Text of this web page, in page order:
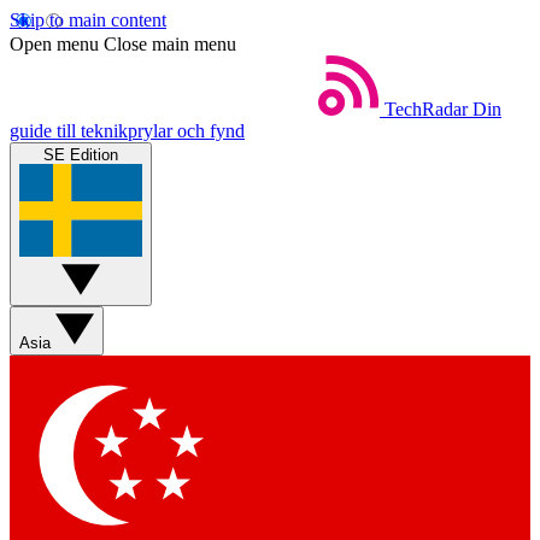
Skip to main content
Open menu Close main menu
TechRadar Din
guide till teknikprylar och fynd
SE Edition
Asia